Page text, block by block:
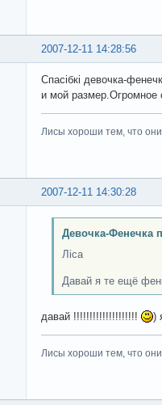
2007-12-11 14:28:56
Спасібкі девочка-
и мой размер.Огромное
Лисы хороши тем, что они
2007-12-11 14:30:28
Девочка-Фенечка
Ліса
Давай я те ещё
давай !!!!!!!!!!!!!!!!!!!! )
Лисы хороши тем, что они